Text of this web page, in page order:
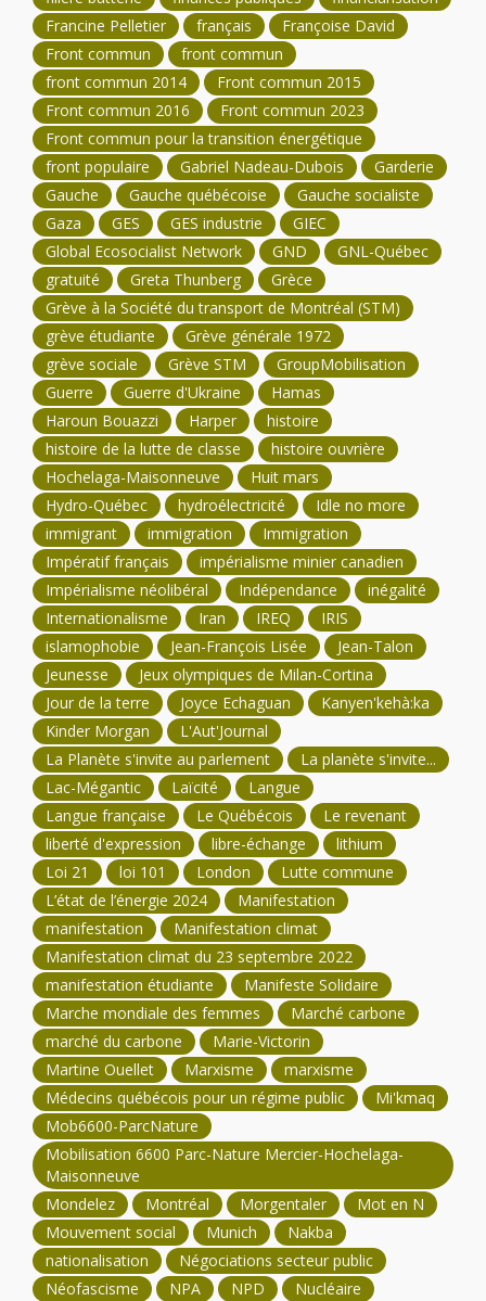
Francine Pelletier
français
Françoise David
Front commun
front commun
front commun 2014
Front commun 2015
Front commun 2016
Front commun 2023
Front commun pour la transition énergétique
front populaire
Gabriel Nadeau-Dubois
Garderie
Gauche
Gauche québécoise
Gauche socialiste
Gaza
GES GES industrie
GIEC
Global Ecosocialist Network
GND
GNL-Québec
gratuité
Greta Thunberg
Grèce
Grève à la Société du transport de Montréal (STM)
grève étudiante
Grève générale 1972
grève sociale
Grève STM
GroupMobilisation
Guerre
Guerre d'Ukraine
Hamas
Haroun Bouazzi
Harper
histoire
histoire de la lutte de classe
histoire ouvrière
Hochelaga-Maisonneuve
Huit mars
Hydro-Québec
hydroélectricité
Idle no more
immigrant
immigration
Immigration
Impératif français
impérialisme minier canadien
Impérialisme néolibéral
Indépendance
inégalité
Internationalisme
Iran IREQ
IRIS
islamophobie
Jean-François Lisée
Jean-Talon
Jeunesse
Jeux olympiques de Milan-Cortina
Jour de la terre
Joyce Echaguan
Kanyen'kehà:ka
Kinder Morgan
L'Aut'Journal
La Planète s'invite au parlement
La planète s'invite...
Lac-Mégantic
Laïcité
Langue
Langue française
Le Québécois
Le revenant
liberté d'expression
libre-échange
lithium
Loi 21
loi 101 London
Lutte commune
L’état de l’énergie 2024
Manifestation
manifestation
Manifestation climat
Manifestation climat du 23 septembre 2022
manifestation étudiante
Manifeste Solidaire
Marche mondiale des femmes
Marché carbone
marché du carbone
Marie-Victorin
Martine Ouellet
Marxisme
marxisme
Médecins québécois pour un régime public
Mi'kmaq
Mob6600-ParcNature
Mobilisation 6600 Parc-Nature Mercier-Hochelaga-
Maisonneuve
Mondelez
Montréal Morgentaler
Mot en N
Mouvement social
Munich
Nakba
nationalisation
Négociations secteur public
Néofascisme
NPA NPD
Nucléaire